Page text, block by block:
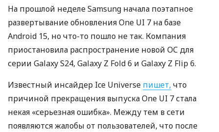
На прошлой неделе Samsung начала поэтапное
развертывание обновления One UI 7 на базе
Android 15, но что-то пошло не так. Компания
приостановила распространение новой OC для
серии Galaxy S24, Galaxy Z Fold 6 и Galaxy Z Flip 6.
Известный инсайдер Ice Universe пишет, что
причиной прекращения выпуска One UI 7 стала
некая «серьезная ошибка». Между тем в сети
появляются жалобы от пользователей, что после